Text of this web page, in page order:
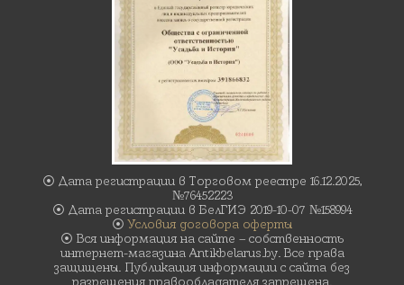
⦿ Дата регистрации в Торговом реестре 16.12.2025,
№76452223
⦿ Дата регистрации в БелГИЭ 2019-10-07 №158994
⦿Условия договора оферты
⦿ Вся информация на сайте – собственность
интернет-магазина Antikbelarus.by. Все права
защищены. Публикация информации с сайта без
разрешения правообладателя запрещена.